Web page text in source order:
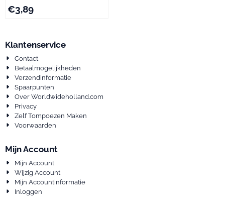
€3,89
Klantenservice
Contact
Betaalmogelijkheden
Verzendinformatie
Spaarpunten
Over Worldwideholland.com
Privacy
Zelf Tompoezen Maken
Voorwaarden
Mijn Account
Mijn Account
Wijzig Account
Mijn Accountinformatie
Inloggen